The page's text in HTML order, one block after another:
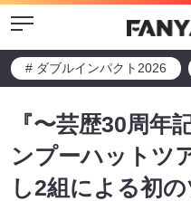
Menu
# ダブルインパクト2026
『〜芸歴30周年
ンプーハットツ
し2組による初